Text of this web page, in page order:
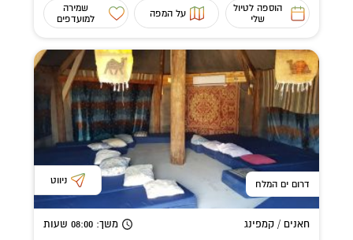
הוספה לטיול
שלי
על המפה
שמירה
למועדפים
דרום ים המלח ניווט
חאנים / קמפינג משך: 08:00 שעות